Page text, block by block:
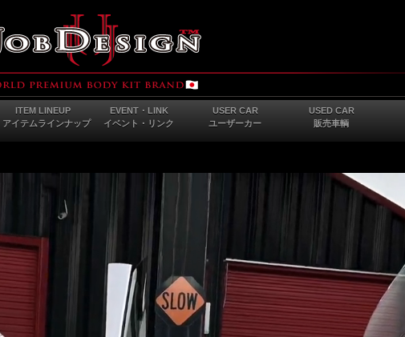
ITEM LINEUP
アイテムラインナップ
EVENT・LINK
イベント・リンク
USER CAR
ユーザーカー
USED CAR
販売車輌